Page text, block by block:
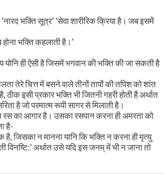
‘नारद भक्ति सूत्र’ ‘सेवा शारीरिक क्रिया है। जब इसमें
भक्ति कहलाती है।’
ही ऐसी है जिसमें भगवान की भक्ति की जा सकती है
तेरे चित्त में बसने वाले तीनों तापों की तपिश को शांत
इसी प्रकार भक्ति भी जितनी गहरी होती है अर्थात
है जो परमात्म रूपी सागर से मिलाती है।
रस का आगार है। उसका रसपान करना ही अमरता को
है-
है, जिसका न मानना यानि कि भक्ति न करना ही मृत्यु
अर्थात उसे यदि इस जनम् में भी न जाना तो